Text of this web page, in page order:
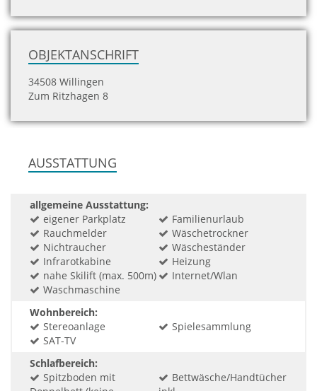
OBJEKTANSCHRIFT
34508 Willingen
Zum Ritzhagen 8
AUSSTATTUNG
allgemeine Ausstattung:
eigener Parkplatz
Familienurlaub
Rauchmelder
Wäschetrockner
Nichtraucher
Wäscheständer
Infrarotkabine
Heizung
nahe Skilift (max. 500m)
Internet/Wlan
Waschmaschine
Wohnbereich:
Stereoanlage
Spielesammlung
SAT-TV
Schlafbereich:
Spitzboden mit
Bettwäsche/Handtücher